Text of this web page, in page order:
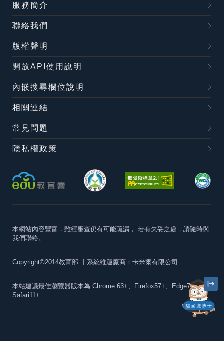
貓頭鷹博士
服務簡介
聯絡我們
版權聲明
開放API使用說明
內嵌搜尋欄位說明
相關連結
常見問題
隱私權政策
本網站內容豐富，雖經審查仍有可能疏漏， 若有欠妥之處，請隨時與
我們聯絡。
Copyright©2014教育部 丨系統維運廠商：卡米爾有限公司
本站建議最佳瀏覽器版本為 Chrome 63+、Firefox57+、Edge79+及
Safari11+